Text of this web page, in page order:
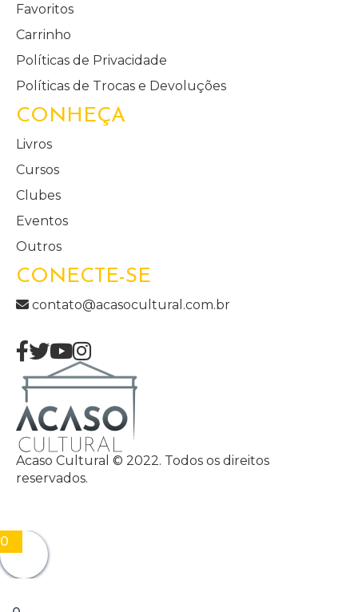
Favoritos
Carrinho
Políticas de Privacidade
Políticas de Trocas e Devoluções
CONHEÇA
Livros
Cursos
Clubes
Eventos
Outros
CONECTE-SE
contato@acasocultural.com.br
Acaso Cultural © 2022. Todos os direitos
reservados.
0